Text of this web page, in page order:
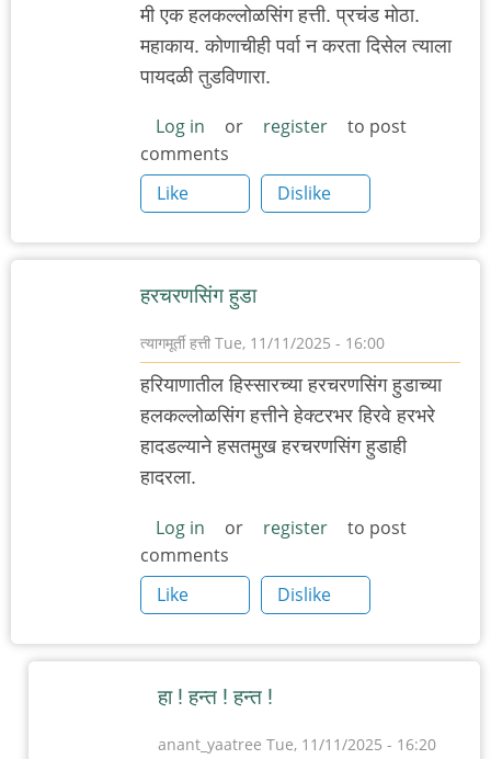
मी एक हलकल्लोळसिंग हत्ती. प्रचंड मोठा.
महाकाय. कोणाचीही पर्वा न करता दिसेल त्याला
पायदळी तुडविणारा.
Log in or register
to post
comments
Like
Dislike
हरचरणसिंग हुडा
त्यागमूर्ती हत्ती Tue, 11/11/2025 - 16:00
हरियाणातील हिस्सारच्या हरचरणसिंग हुडाच्या
हलकल्लोळसिंग हत्तीने हेक्टरभर हिरवे हरभरे
हादडल्याने हसतमुख हरचरणसिंग हुडाही
हादरला.
Log in or register
to post
comments
Like
Dislike
हा ! हन्त ! हन्त !
anant_yaatree Tue, 11/11/2025 - 16:20